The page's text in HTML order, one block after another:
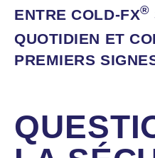
ENTRECOLD‑FX®
QUOTIDIEN ET
PREMIERS